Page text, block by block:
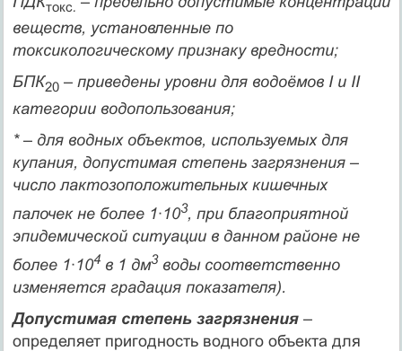
токс.
веществ, установленные по
токсикологическому признаку вредности;
БПК20– приведены уровни для водоёмов I и II
категории водопользования;
* – для водных объектов, используемых для
купания, допустимая степень загрязнения –
число лактозоположительных кишечных
палочек не более 1∙103, при благоприятной
эпидемической ситуации в данном районе не
более 1∙104в 1 дм3воды соответственно
изменяется градация показателя).
Допустимая степень загрязнения–
определяет пригодность водного объекта для